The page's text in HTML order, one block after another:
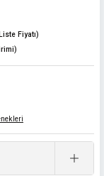
Fiyatı)